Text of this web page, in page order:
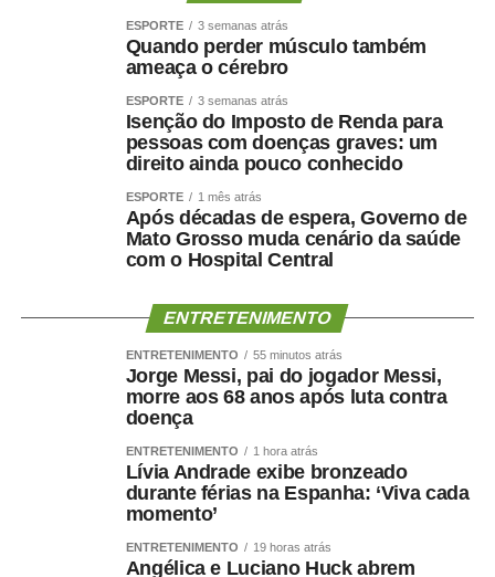
O empresário também afirmou que não pretende
“Não faço política dessa maneira e não aceitarei
naturalizar esse tipo de comportamento.”
Ao concluir, Maluf disse que deixa a situação com a
consciência tranquila e atribuiu a responsabilidade pela
decisão aos responsáveis pela mudança.
“Saio deste episódio com a consciência tranquila. Cumpri
responder pelas escolhas que fizeram e pela maneira
como decidiram fazê-las.”
Nota na íntegra:
Política se faz com responsabilidade, compromisso,
seriedade e, sobretudo, palavra. Infelizmente, o senador
Wellington Fagundes e o Partido Liberal de Mato Grosso
demonstraram enorme dificuldade em compreender o
ESPORTE 3 semanas atrás
Quando perder músculo também
ameaça o cérebro
ESPORTE 3 semanas atrás
Isenção do Imposto de Renda para
pessoas com doenças graves: um
direito ainda pouco conhecido
ESPORTE 1 mês atrás
Após décadas de espera, Governo de
Mato Grosso muda cenário da saúde
com o Hospital Central
ENTRETENIMENTO
ENTRETENIMENTO 55 minutos atrás
Jorge Messi, pai do jogador Messi,
morre aos 68 anos após luta contra
doença
ENTRETENIMENTO 1 hora atrás
Lívia Andrade exibe bronzeado
durante férias na Espanha: ‘Viva cada
momento’
ENTRETENIMENTO 19 horas atrás
Angélica e Luciano Huck abrem